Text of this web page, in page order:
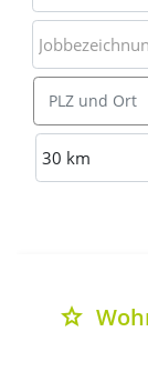
Ort
Entfernung
30 km
grade